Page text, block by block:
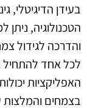
בעידן
הטכנולוגיה,
והדרכה לגידול
לכל אחד להתחיל
האפליקציות
בצמחים